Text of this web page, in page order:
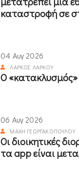
καταστροφή σε
04 Αυγ 2026
ΛΆΡΚΟΣ ΛΆΡΚΟΥ
Ο
06 Αυγ 2026
ΜΆΧΗ ΓΕΩΡΓΑΚΟΠΟΎΛΟΥ
Οι διοικητικές
τα app είναι